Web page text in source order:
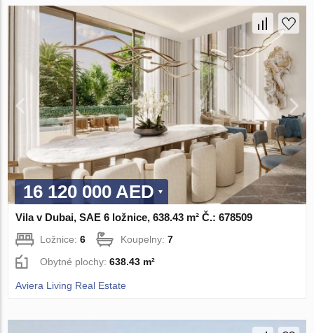
16 120 000 AED
Vila v Dubai, SAE 6 ložnice, 638.43 m² Č.: 678509
Ložnice:6 Koupelny:7
Obytné plochy:638.43 m²
Aviera Living Real Estate